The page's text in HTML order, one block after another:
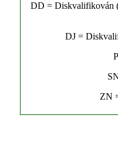
DD = Diskvalifikován
DJ =
ZN